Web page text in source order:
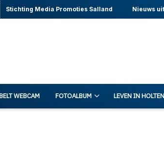
Stichting Media Promoties Salland Nieuws
WEBCAM FOTOALBUM LEVEN IN HOLTEN